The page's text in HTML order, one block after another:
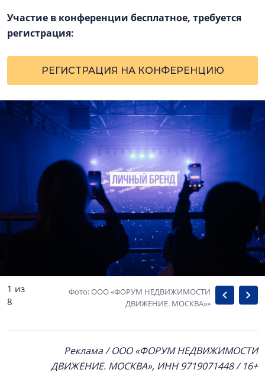
Участие в конференции бесплатное, требуется
регистрация:
РЕГИСТРАЦИЯ НА КОНФЕРЕНЦИЮ
1 из
8
Фото: ООО «ФОРУМ НЕДВИЖИМОСТИ
ДВИЖЕНИЕ. МОСКВА»»
Реклама / ООО «ФОРУМ НЕДВИЖИМОСТИ
ДВИЖЕНИЕ. МОСКВА», ИНН 9719071448 / 16+